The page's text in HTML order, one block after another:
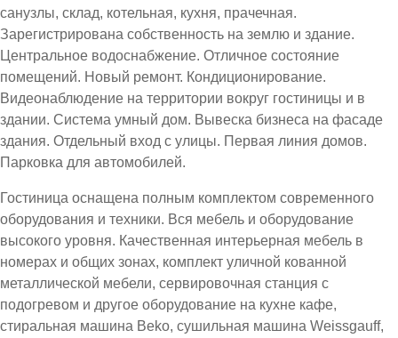
санузлы, склад, котельная, кухня, прачечная.
Зарегистрирована собственность на землю и здание.
Центральное водоснабжение. Отличное состояние
помещений. Новый ремонт. Кондиционирование.
Видеонаблюдение на территории вокруг гостиницы и в
здании. Система умный дом. Вывеска бизнеса на фасаде
здания. Отдельный вход с улицы. Первая линия домов.
Парковка для автомобилей.
Гостиница оснащена полным комплектом современного
оборудования и техники. Вся мебель и оборудование
высокого уровня. Качественная интерьерная мебель в
номерах и общих зонах, комплект уличной кованной
металлической мебели, сервировочная станция с
подогревом и другое оборудование на кухне кафе,
стиральная машина Beko, сушильная машина Weissgauff,